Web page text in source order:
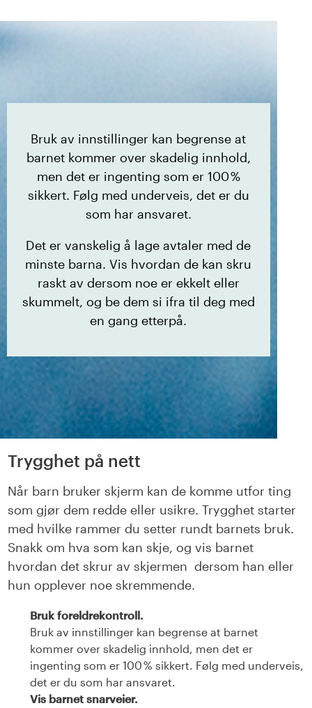
Bruk av innstillinger kan begrense at
barnet kommer over skadelig innhold,
men det er ingenting som er 100 %
sikkert. Følg med underveis, det er du
som har ansvaret.
Det er vanskelig å lage avtaler med de
minste barna. Vis hvordan de kan skru
raskt av dersom noe er ekkelt eller
skummelt, og be dem si ifra til deg med
en gang etterpå.
Trygghet på nett
Når barn bruker skjerm kan de komme utfor ting
som gjør dem redde eller usikre. Trygghet starter
med hvilke rammer du setter rundt barnets bruk.
Snakk om hva som kan skje, og vis barnet
hvordan det skrur av skjermen dersom han eller
hun opplever noe skremmende.
Bruk foreldrekontroll.
Bruk av innstillinger kan begrense at barnet
kommer over skadelig innhold, men det er
ingenting som er 100 % sikkert. Følg med underveis,
det er du som har ansvaret.
Vis barnet snarveier.